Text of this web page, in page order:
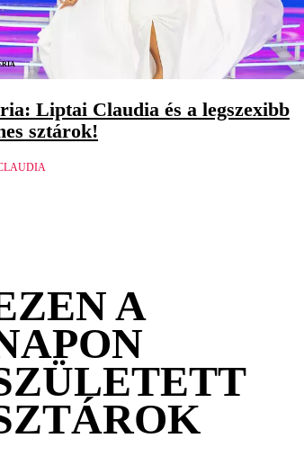
Liptai Claudia és a legszexibb
sztárok!
A